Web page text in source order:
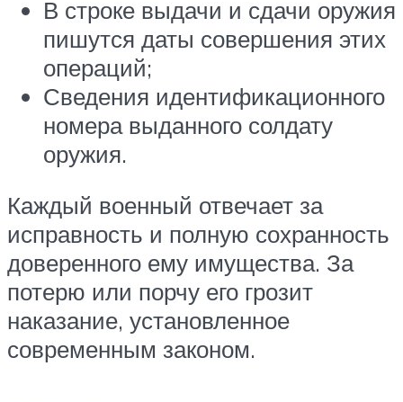
В строке выдачи и сдачи оружия
пишутся даты совершения этих
операций;
Сведения идентификационного
номера выданного солдату
оружия.
Каждый военный отвечает за
исправность и полную сохранность
доверенного ему имущества. За
потерю или порчу его грозит
наказание, установленное
современным законом.